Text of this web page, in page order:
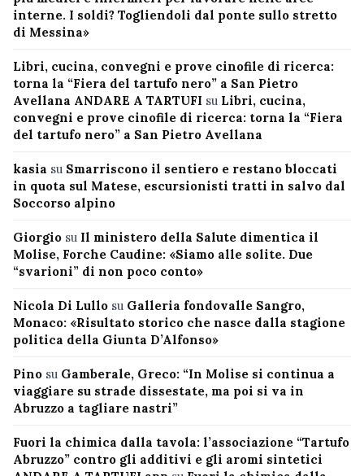
interne. I soldi? Togliendoli dal ponte sullo stretto
di Messina»
Libri, cucina, convegni e prove cinofile di ricerca:
torna la “Fiera del tartufo nero” a San Pietro
Avellana ANDARE A TARTUFI su Libri, cucina,
convegni e prove cinofile di ricerca: torna la “Fiera
del tartufo nero” a San Pietro Avellana
kasia su Smarriscono il sentiero e restano bloccati
in quota sul Matese, escursionisti tratti in salvo dal
Soccorso alpino
Giorgio su Il ministero della Salute dimentica il
Molise, Forche Caudine: «Siamo alle solite. Due
“svarioni” di non poco conto»
Nicola Di Lullo su Galleria fondovalle Sangro,
Monaco: «Risultato storico che nasce dalla stagione
politica della Giunta D’Alfonso»
Pino su Gamberale, Greco: “In Molise si continua a
viaggiare su strade dissestate, ma poi si va in
Abruzzo a tagliare nastri”
Fuori la chimica dalla tavola: l’associazione “Tartufo
Abruzzo” contro gli additivi e gli aromi sintetici